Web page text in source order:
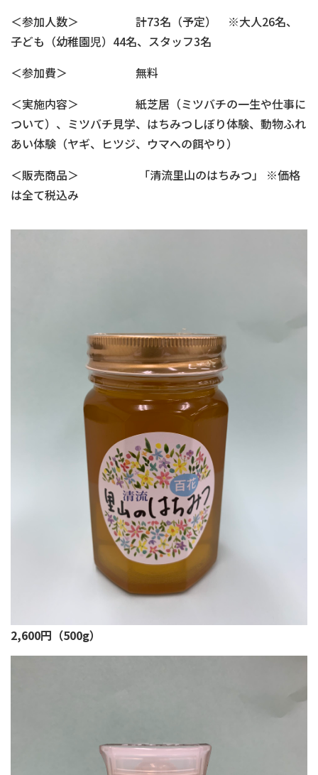
＜参加人数＞ 計73名（予定） ※大人26名、
子ども（幼稚園児）44名、スタッフ3名
＜参加費＞ 無料
＜実施内容＞ 紙芝居（ミツバチの一生や仕事に
ついて）、ミツバチ見学、はちみつしぼり体験、動物ふれ
あい体験（ヤギ、ヒツジ、ウマへの餌やり）
＜販売商品＞ 「清流里山のはちみつ」 ※価格
は全て税込み
2,600円（500g）